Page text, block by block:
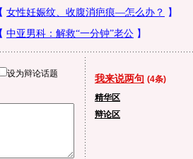
设为辩论话题 我来说两句 (4条)
精华区
辩论区